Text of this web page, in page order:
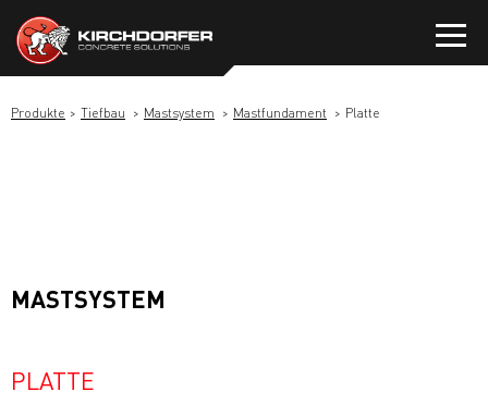
Inhalt
springen
Produkte Tiefbau Mastsystem Mastfundament Platte
MASTSYSTEM
PLATTE